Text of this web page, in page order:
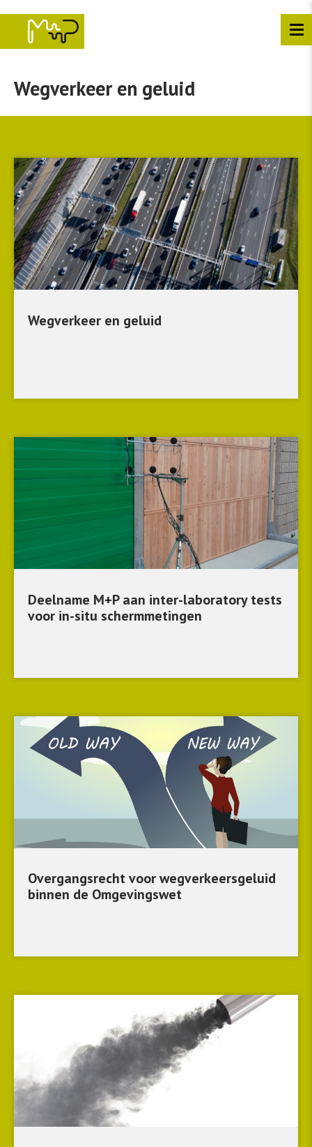
de
Wegverkeer en geluid
Wegverkeer en geluid
Deelname M+P aan inter-laboratory tests
voor in-situ schermmetingen
Overgangsrecht voor wegverkeersgeluid
binnen de Omgevingswet